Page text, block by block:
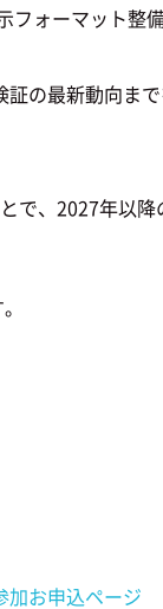
ォーマット整
の最新動向ま
で、2027年以
お申込ページ